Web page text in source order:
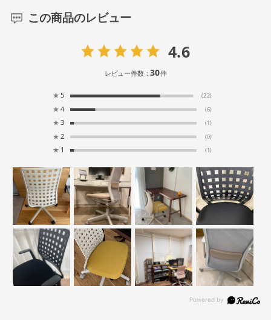
この商品のレビュー
4.6
レビュー件数：30件
★ 5 (22)
★ 4 (6)
★ 3 (1)
★ 2 (0)
★ 1 (1)